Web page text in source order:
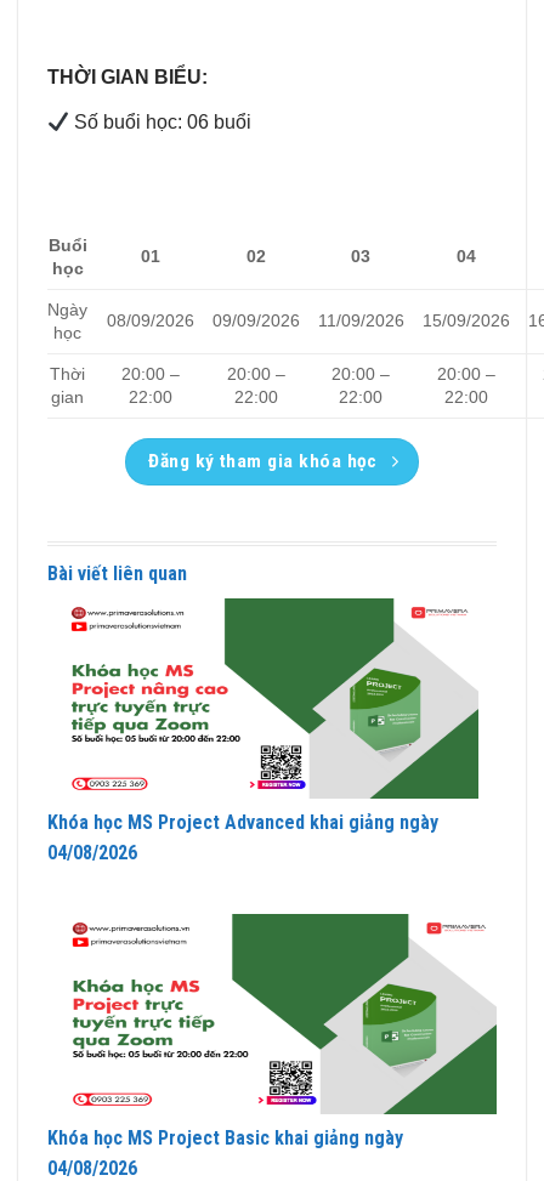
THỜI GIAN BIỂU:
Số buổi học: 06 buổi
Buổi
học
01 02 03 04
Ngày
học
08/09/2026 09/09/2026 11/09/2026 15/09/2026
Thời
gian
20:00 –
22:00
20:00 –
22:00
20:00 –
22:00
20:00 –
22:00
Đăng ký tham gia khóa học
Bài viết liên quan
Khóa học MS Project Advanced khai giảng ngày
04/08/2026
Khóa học MS Project Basic khai giảng ngày
04/08/2026